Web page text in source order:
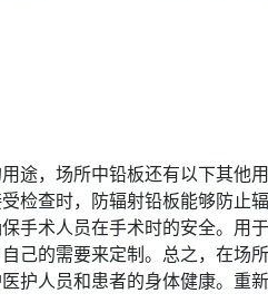
途，场所中铅板还有以下其他
检查时，防辐射铅板能够防止
手术人员在手术时的安全。用
己的需要来定制。总之，在场
护人员和患者的身体健康。重